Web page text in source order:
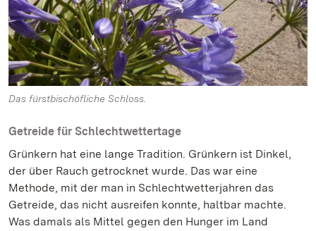
Das fürstbischöfliche Schloss.
Getreide für Schlechtwettertage
Grünkern hat eine lange Tradition. Grünkern ist Dinkel,
der über Rauch getrocknet wurde. Das war eine
Methode, mit der man in Schlechtwetterjahren das
Getreide, das nicht ausreifen konnte, haltbar machte.
Was damals als Mittel gegen den Hunger im Land